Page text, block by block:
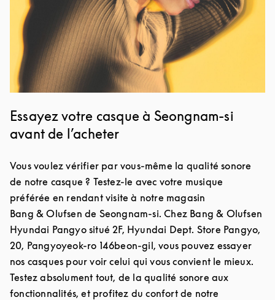
Essayez votre casque à Seongnam-si
avant de l’acheter
Vous voulez vérifier par vous-même la qualité sonore
de notre casque ? Testez-le avec votre musique
préférée en rendant visite à notre magasin
Bang & Olufsen de Seongnam-si. Chez Bang & Olufsen
Hyundai Pangyo situé 2F, Hyundai Dept. Store Pangyo,
20, Pangyoyeok-ro 146beon-gil, vous pouvez essayer
nos casques pour voir celui qui vous convient le mieux.
Testez absolument tout, de la qualité sonore aux
fonctionnalités, et profitez du confort de notre